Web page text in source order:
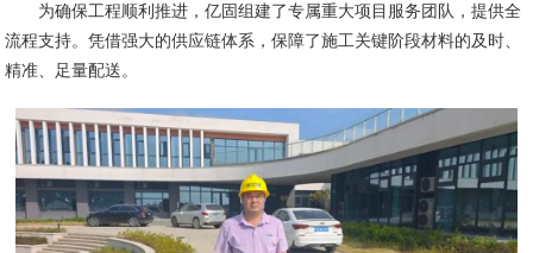
为确保工程顺利推进，亿固组建了专属重大项目服务团队，提供全
流程支持。凭借强大的供应链体系，保障了施工关键阶段材料的及时、
精准、足量配送。